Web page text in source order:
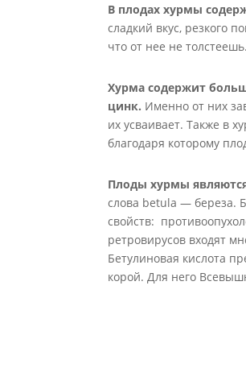
В плодах хурмы
сладкий вкус, резкого
что от нее не толстеешь.
Хурма содержит
цинк. Именно от них
их усваивает. Также в
благодаря которому
Плоды хурмы
слова betula — береза.
свойств:
ретровирусов входят
Бетулиновая кислота
корой. Для него